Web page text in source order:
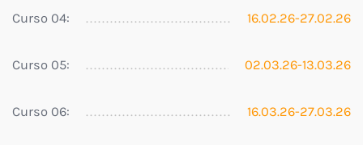
Curso 04: 16.02.26-27.02.26
Curso 05: 02.03.26-13.03.26
Curso 06: 16.03.26-27.03.26